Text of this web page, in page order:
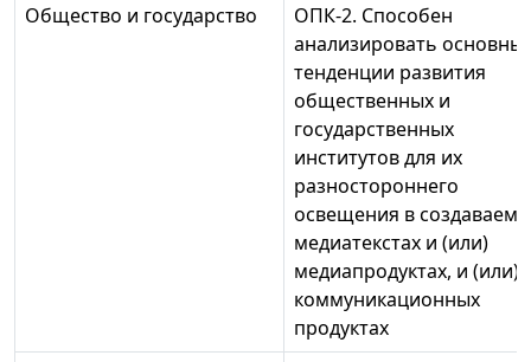
Общество и государство
ОПК-2. Способен
анализировать
тенденции развития
общественных и
государственных
институтов для их
разностороннего
освещения в
медиатекстах и (или)
медиапродуктах, и (или)
коммуникационных
продуктах